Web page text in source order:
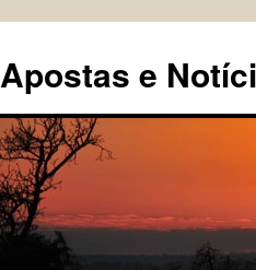
conteúdo
Apostas e